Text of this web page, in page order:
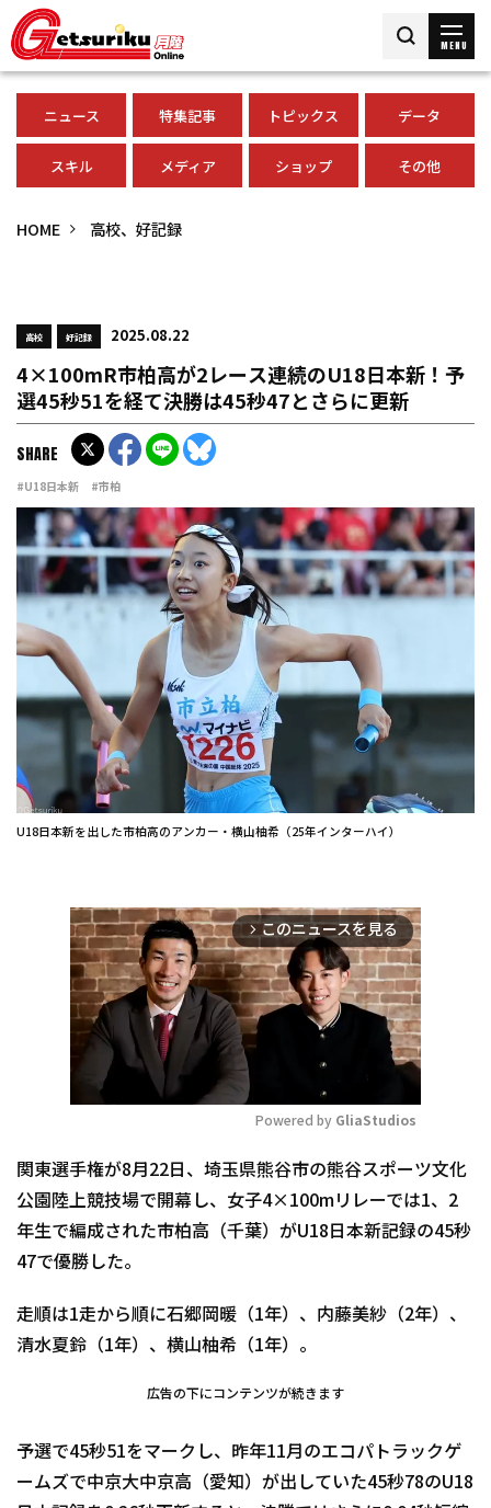
MENU
ニュース 特集記事 トピックス データ
スキル メディア ショップ その他
HOME 高校、好記録
高校 好記録 2025.08.22
4×100mR市柏高が2レース連続のU18日本新！予
選45秒51を経て決勝は45秒47とさらに更新
#U18日本新 #市柏
SHARE
U18日本新を出した市柏高のアンカー・横山柚希（25年インターハイ）
arrow_forward_ios このニュースを見る
Mute
Powered by GliaStudios
関東選手権が8月22日、埼玉県熊谷市の熊谷スポーツ文化
公園陸上競技場で開幕し、女子4×100mリレーでは1、2
年生で編成された市柏高（千葉）がU18日本新記録の45秒
47で優勝した。
走順は1走から順に石郷岡暖（1年）、内藤美紗（2年）、
清水夏鈴（1年）、横山柚希（1年）。
広告の下にコンテンツが続きます
予選で45秒51をマークし、昨年11月のエコパトラックゲ
ームズで中京大中京高（愛知）が出していた45秒78のU18